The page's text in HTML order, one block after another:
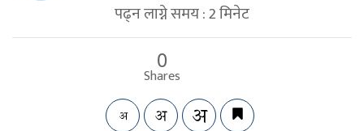
पढ्न लाग्ने समय :2मिनेट
0
Shares